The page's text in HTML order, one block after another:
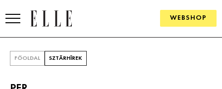
WEBSHOP
FŐOLDAL SZTÁRHÍREK